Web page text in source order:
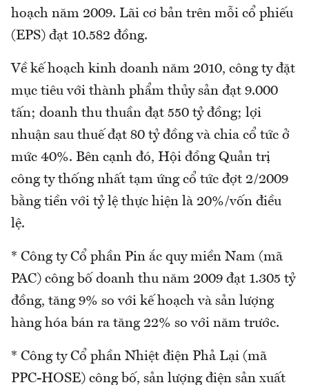
hoạch năm 2009. Lãi cơ bản trên mỗi cổ phiếu
(EPS) đạt 10.582 đồng.
Về kế hoạch kinh doanh năm 2010, công ty đặt
mục tiêu với thành phẩm thủy sản đạt 9.000
tấn; doanh thu thuần đạt 550 tỷ đồng; lợi
nhuận sau thuế đạt 80 tỷ đồng và chia cổ tức ở
mức 40%. Bên cạnh đó, Hội đồng Quản trị
công ty thống nhất tạm ứng cổ tức đợt 2/2009
bằng tiền với tỷ lệ thực hiện là 20%/vốn điều
lệ.
* Công ty Cổ phần Pin ắc quy miền Nam (mã
PAC) công bố doanh thu năm 2009 đạt 1.305 tỷ
đồng, tăng 9% so với kế hoạch và sản lượng
hàng hóa bán ra tăng 22% so với năm trước.
* Công ty Cổ phần Nhiệt điện Phả Lại (mã
PPC-HOSE) công bố, sản lượng điện sản xuất